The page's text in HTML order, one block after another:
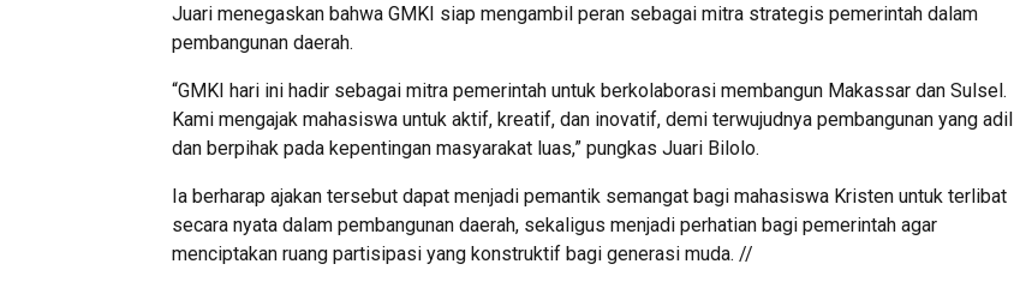
Juari menegaskan bahwa GMKI siap mengambil peran sebagai mitra strategis pemerintah dalam
pembangunan daerah.
“GMKI hari ini hadir sebagai mitra pemerintah untuk berkolaborasi membangun Makassar dan Sulsel.
Kami mengajak mahasiswa untuk aktif, kreatif, dan inovatif, demi terwujudnya pembangunan yang adil
dan berpihak pada kepentingan masyarakat luas,” pungkas Juari Bilolo.
Ia berharap ajakan tersebut dapat menjadi pemantik semangat bagi mahasiswa Kristen untuk terlibat
secara nyata dalam pembangunan daerah, sekaligus menjadi perhatian bagi pemerintah agar
menciptakan ruang partisipasi yang konstruktif bagi generasi muda. //